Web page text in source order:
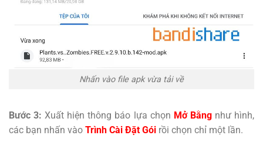
Nhấn vào file apk vừa tải về
Bước 3: Xuất hiện thông báo lựa chọn Mở Bằngnhư hình,
các bạn nhấn vào Trình Cài Đặt Gói rồi chọn chỉ một lần.